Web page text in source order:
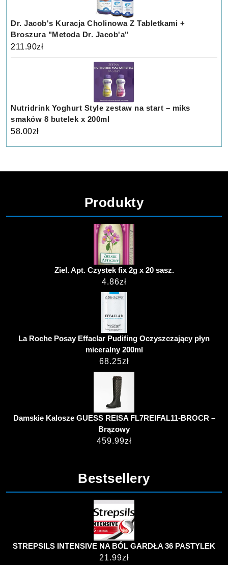
Dr. Jacob's Kuracja Cholinowa Z Tabletkami +
Broszura "Metoda Dr. Jacob'a"
211.90zł
Nutridrink Yoghurt Style zestaw na start – miks
smaków 8 butelek x 200ml
58.00zł
Produkty
Ziel. Apt. Czystek fix 2g x 20 sasz.
4.86zł
La Roche Posay Effaclar Pudifing Oczyszczający płyn
miceralny 200ml
68.25zł
Damskie Kalosze GUESS REISA FL7REIFAL11-BROCR –
Brązowy
459.99zł
Bestsellery
STREPSILS INTENSIVE NA BÓL GARDŁA 36 PASTYLEK
21.99zł